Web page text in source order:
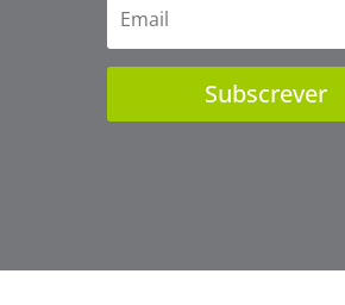
Subscrever